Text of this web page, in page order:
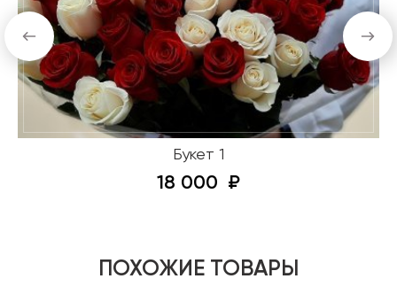
Букет 1
18 000
ПОХОЖИЕ ТОВАРЫ